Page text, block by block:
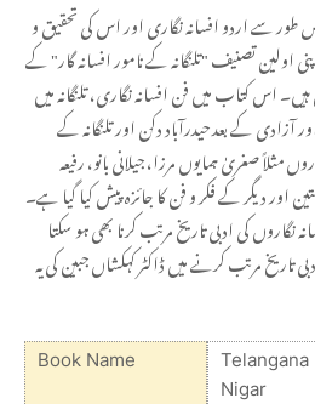
طور سے اردو افسانہ نگاری اور اس کی تحقیق و
اولین تصنیف "تلنگانہ کے نامور افسانہ گار" کے
اس کتاب میں فن افسانہ نگاری، تلنگانہ میں
کے بعد حیدرآباد دکن اور تلنگانہ کے
صغریٰ ہمایوں مرزا، جیلانی بانو، رفیعہ
اور دیگر کے فکر و فن کا جائزہ پیش کیا گیا ہے۔
نگاروں کی ادبی تاریخ مرتب کرنا بھی ہو سکتا
تاریخ مرتب کرنے میں ڈاکٹر کہکشاں جبین کی یہ
Book Name
Telangana
Nigar